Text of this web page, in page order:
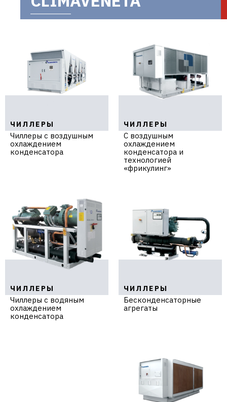
ЧИЛЛЕРЫ
Чиллеры с воздушным
охлаждением
конденсатора
ЧИЛЛЕРЫ
C воздушным
охлаждением
конденсатора и
технологией
«фрикулинг»
ЧИЛЛЕРЫ
Чиллеры с водяным
охлаждением
конденсатора
ЧИЛЛЕРЫ
Бесконденсаторные
агрегаты